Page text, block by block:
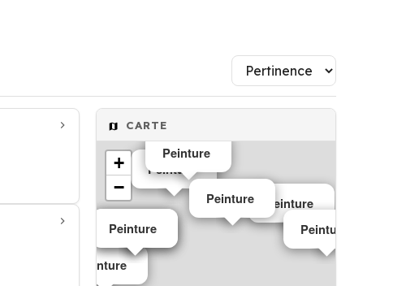
CARTE
Peinture
Peinture
Peinture
Peinture
Peinture
Peinture
Peinture
Peinture
+
−